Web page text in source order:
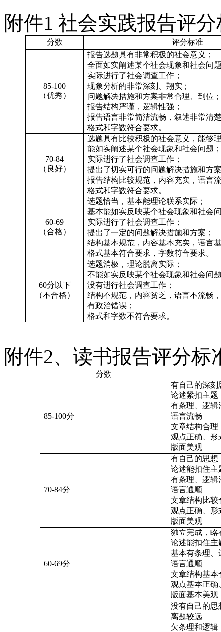
附件1 社会实践报告评分
分数 评分标准
85-100
（优秀）
报告选题具有非常积极的社会意义；
全面如实阐述某个社会现象和社会问
实际进行了社会调查工作；
现象分析的非常深刻、翔实；
问题解决措施和方案非常合理、到位
报告结构严谨，逻辑性强；
报告语言非常简洁流畅，叙述非常清
格式和字数符合要求。
70-84
（良好）
选题具有比较积极的社会意义，能够
能如实阐述某个社会现象和社会问题
实际进行了社会调查工作；
提出了切实可行的问题解决措施和方
报告结构比较规范，内容充实，语言
格式和字数符合要求。
60-69
（合格）
选题恰当，基本能理论联系实际；
基本能如实反映某个社会现象和社会
实际进行了社会调查工作；
提出了一定的问题解决措施和方案；
结构基本规范，内容基本充实，语言
格式基本符合要求，字数符合要求。
60分以下
（不合格）
选题消极，理论脱离实际；
不能如实反映某个社会现象和社会问
没有进行社会调查工作；
结构不规范，内容贫乏，语言不流畅
有政治错误；
格式和字数不符合要求。
附件2、读书报告评分标
分数
85-100分
有自己的深刻
论述紧扣主题
有条理、逻辑
语言流畅
文章结构合理
观点正确、形
版面美观
70-84分
有自己的思想
论述能扣住主
有条理、逻辑
语言通顺
文章结构比较
观点正确、形
版面美观
60-69分
独立完成，略
论述能扣住主
基本有条理、
语言通顺
文章结构基本
观点基本正确
版面基本美观
没有自己的思
离题较远
欠条理和逻辑